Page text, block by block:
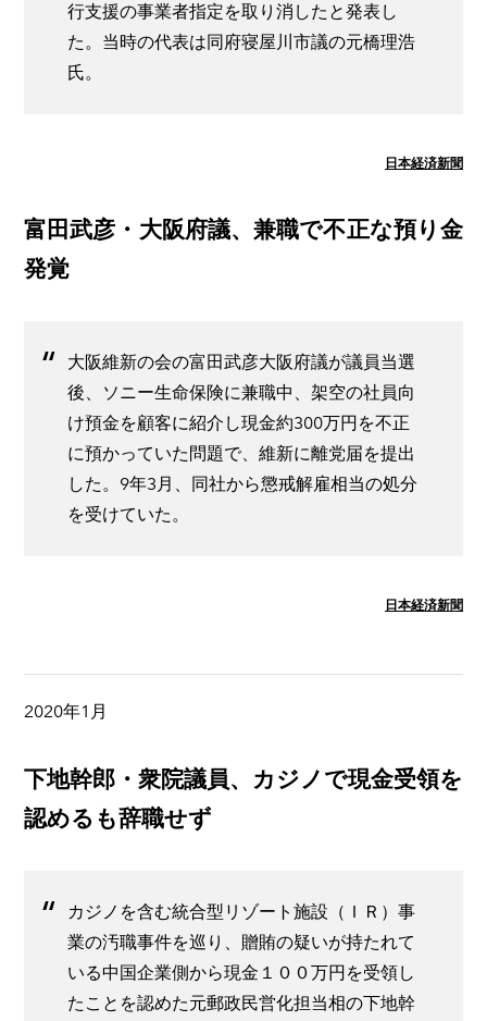
行支援の事業者指定を取り消したと発表し
た。当時の代表は同府寝屋川市議の元橋理浩
氏。
日本経済新聞
富田武彦・大阪府議、兼職で不正な預り金
発覚
大阪維新の会の富田武彦大阪府議が議員当選
後、ソニー生命保険に兼職中、架空の社員向
け預金を顧客に紹介し現金約300万円を不正
に預かっていた問題で、維新に離党届を提出
した。9年3月、同社から懲戒解雇相当の処分
を受けていた。
日本経済新聞
2020年1月
下地幹郎・衆院議員、カジノで現金受領を
認めるも辞職せず
カジノを含む統合型リゾート施設（ＩＲ）事
業の汚職事件を巡り、贈賄の疑いが持たれて
いる中国企業側から現金１００万円を受領し
たことを認めた元郵政民営化担当相の下地幹